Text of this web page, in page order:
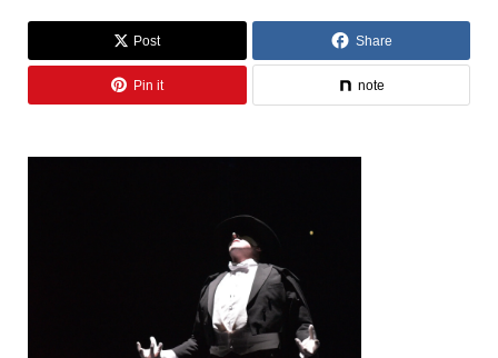
Post Share
Pin it note